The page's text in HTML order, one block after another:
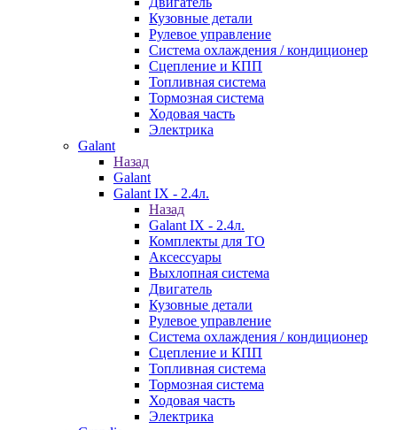
Кузовные детали
Рулевое управление
Система охлаждения / кондиционер
Сцепление и КПП
Топливная система
Тормозная система
Ходовая часть
Электрика
Galant
Назад
Galant
Galant IX - 2.4л.
Назад
Galant IX - 2.4л.
Комплекты для ТО
Аксессуары
Выхлопная система
Двигатель
Кузовные детали
Рулевое управление
Система охлаждения / кондиционер
Сцепление и КПП
Топливная система
Тормозная система
Ходовая часть
Электрика